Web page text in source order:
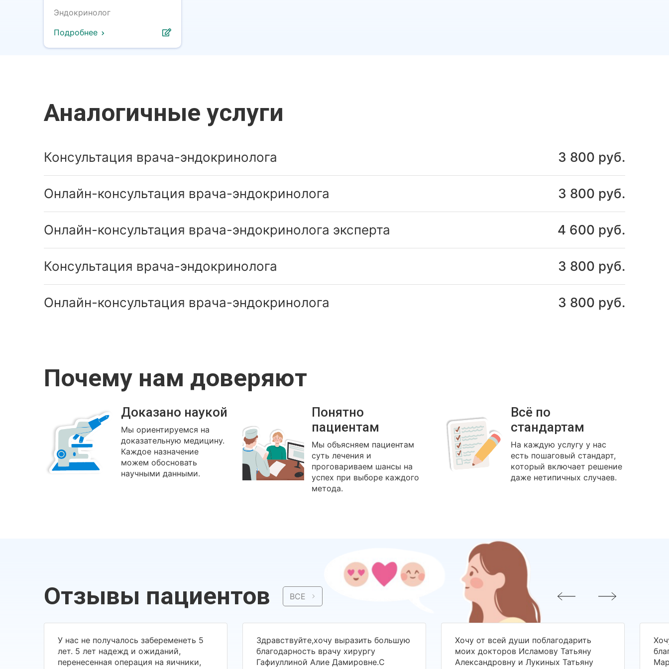
Эндокринолог
Подробнее
Аналогичные услуги
Консультация врача-эндокринолога 3 800 руб.
Онлайн-консультация врача-эндокринолога 3 800 руб.
Онлайн-консультация врача-эндокринолога эксперта 4 600 руб.
Консультация врача-эндокринолога 3 800 руб.
Онлайн-консультация врача-эндокринолога 3 800 руб.
Почему нам доверяют
Доказано наукой
Мы ориентируемся на
доказательную медицину.
Каждое назначение
можем обосновать
научными данными.
Понятно
пациентам
Мы объясняем пациентам
суть лечения и
проговариваем шансы на
успех при выборе каждого
метода.
Всё по
стандартам
На каждую услугу у нас
есть пошаговый стандарт,
который включает решение
даже нетипичных случаев.
Отзывы пациентов ВСЕ
У нас не получалось забеременеть 5
лет. 5 лет надежд и ожиданий,
перенесенная операция на яичники,
Здравствуйте,хочу выразить большую
благодарность врачу хирургу
Гафиуллиной Алие Дамировне.С
Хочу от всей души поблагодарить
моих докторов Исламову Татьяну
Александровну и Лукиных Татьяну